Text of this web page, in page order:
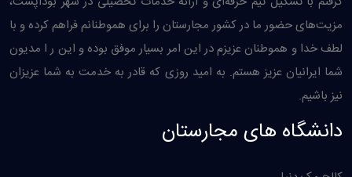
مزیت‌های حضور ما در کشور مجارستان را برای هموطنانم فراهم کرده و با
لطف خدا و هموطنان عزیزم در این امر بسیار موفق بوده و این ر ا مدیون
شما ایرانیان عزیز هستم. به امید روزی که قادر به خدمت به شما عزیزان
نیز باشیم.
دانشگاه های مجارستان